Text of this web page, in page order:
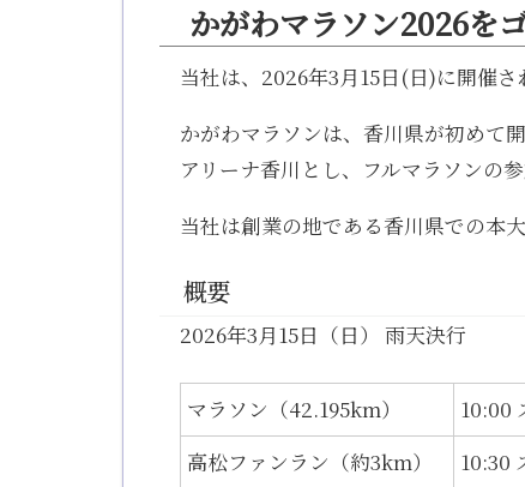
かがわマラソン2026を
当社は、2026年3月15日(日)に開催
かがわマラソンは、香川県が初めて
アリーナ香川とし、フルマラソンの
当社は創業の地である香川県での本
概要
2026年3月15日（日） 雨天決行
マラソン（42.195km）
10:00
高松ファンラン（約3km）
10:30